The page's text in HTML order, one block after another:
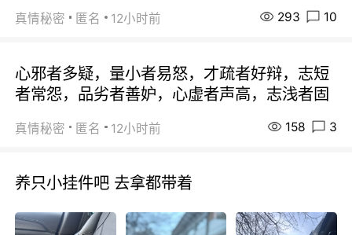
真情秘密 匿名 12小时前 293 10
心邪者多疑，量小者易怒，才疏者好辩，志短
者常怨，品劣者善妒，心虚者声高，志浅者固
真情秘密 匿名 12小时前 158 3
养只小挂件吧 去拿都带着